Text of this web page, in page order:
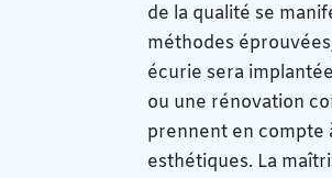
de la qualité se
méthodes
écurie sera
ou une rénovation
prennent en compte
esthétiques. La